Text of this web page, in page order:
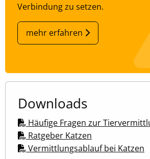
Verbindung zu setzen.
mehr erfahren
Downloads
Häufige Fragen zur
Ratgeber Katzen
Vermittlungsablauf bei Katzen